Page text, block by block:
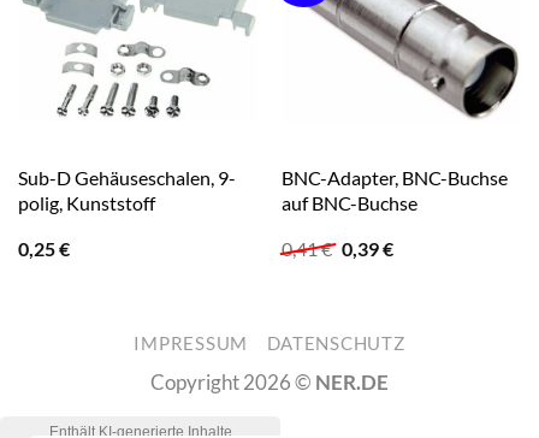
Sub-D Gehäuseschalen, 9-
polig, Kunststoff
0,25€
BNC-Adapter, BNC-Buchse
auf BNC-Buchse
0,41€ Ursprünglicher
Preis
0,39€Aktueller
IMPRESSUM DATENSCHUTZ
Copyright 2026 © NER.DE